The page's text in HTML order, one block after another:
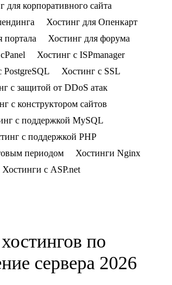
для корпоративного сайта
Хостинг для Опенкарт
портала
Хостинг для форума
Хостинг с ISPmanager
PostgreSQL
Хостинг с SSL
с защитой от DDoS атак
с конструктором сайтов
с поддержкой MySQL
с поддержкой PHP
периодом
Хостинги Nginx
Хостинги с ASP.net
по
сервера 2026